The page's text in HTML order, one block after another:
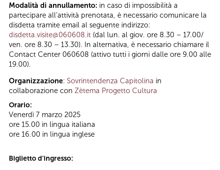
Modalità di annullamento: in caso di impossibilità a
partecipare all’attività prenotata, è necessario comunicare la
disdetta tramite email al seguente indirizzo:
disdetta.visite@060608.it (dal lun. al giov. ore 8.30 – 17.00/
ven. ore 8.30 – 13.30). In alternativa, è necessario chiamare il
Contact Center 060608 (attivo tutti i giorni dalle ore 9.00 alle
19.00).
Organizzazione: Sovrintendenza Capitolina in
collaborazione con Zètema Progetto Cultura
Orario:
Venerdì 7 marzo 2025
ore 15.00 in lingua italiana
ore 16.00 in lingua inglese
Biglietto d'ingresso: